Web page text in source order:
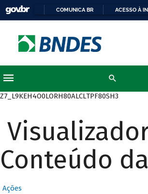
COMUNICA BR ACESSO À
Z7_L9KEH4O0LORH80ALCLTPF80SH3
Conteúdo
Ações